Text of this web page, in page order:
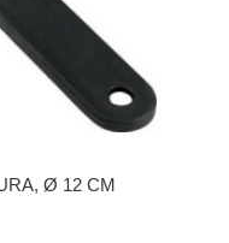
Ø 12 CM